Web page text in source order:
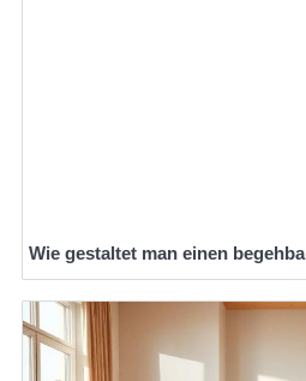
Wie gestaltet man einen